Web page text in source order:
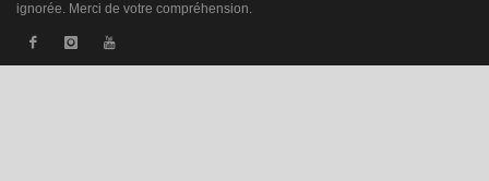
ignorée. Merci de votre compréhension.